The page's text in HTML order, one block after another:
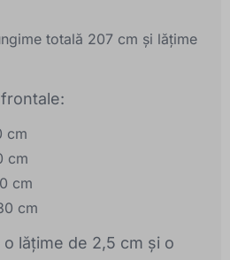
totală 207 cm și lățime
cm
cm
cm
cm
lățime de 2,5 cm și o